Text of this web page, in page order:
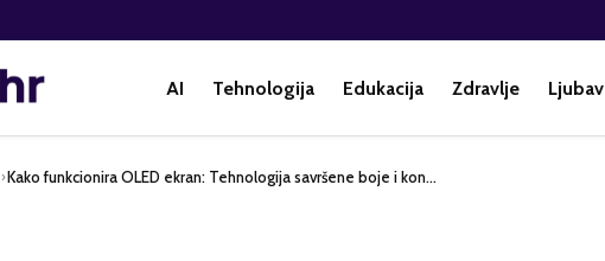
AI Tehnologija Edukacija Zdravlje Ljubav
›Kako funkcionira OLED ekran: Tehnologija savršene boje i kon…